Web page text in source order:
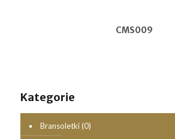
CMS009
Kategorie
Bransoletki (0)